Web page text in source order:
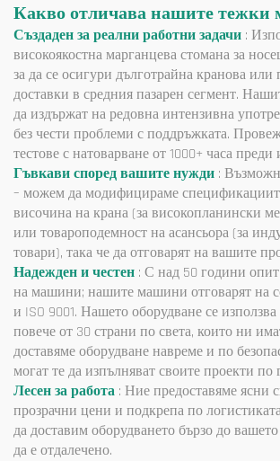
Какво отличава нашите
Създаден за реални работни задачи :
високоякостна марганцева стомана за
за да се осигури дълготрайна кранова или
доставки в средния пазарен сегмент.
да издържат на редовна интензивна
без чести проблеми с поддръжката.
тестове с натоварване от 1000+ часа
Гъвкави според вашите нужди :
– можем да модифицираме
височина на крана (за високопланински
или товароподемност на асансьора (за
товари), така че да отговарят на вашите
Надежден и честен : С над 50 години
на машини; нашите машини отговарят на
и ISO 9001. Нашето оборудване се
повече от 30 страни по света, които ни
доставяме оборудване навреме и по
могат те да изпълняват своите проекти по
Лесен за работа : Ние предоставяме ясни
прозрачни цени и подкрепа по логистиката
да доставим оборудването бързо до
да е отдалечено.